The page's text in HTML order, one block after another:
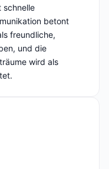
schnelle
betont
freundliche,
und die
wird als